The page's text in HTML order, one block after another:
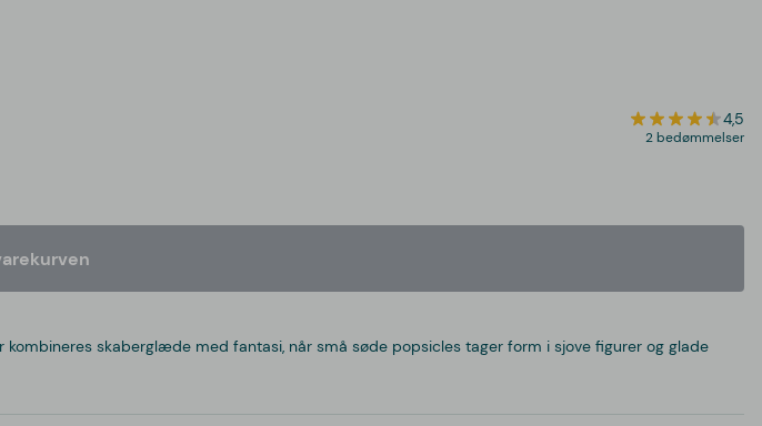
4,5
2 bedømmelser
skaberglæde med fantasi, når små søde popsicles tager form i sjove figurer og glade